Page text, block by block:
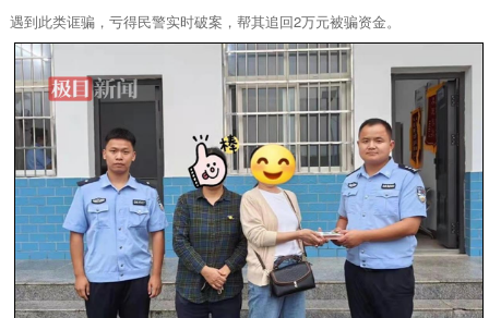
遇到此类诓骗，亏得民警实时破案，帮其追回2万元被骗资金。